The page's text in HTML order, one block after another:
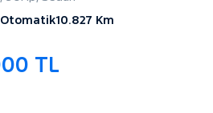
Otomatik10.827 Km
TL